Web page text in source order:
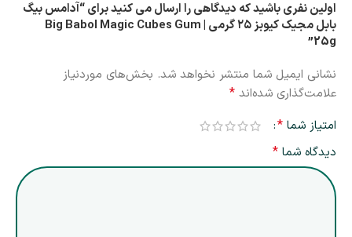
اولین نفری باشید که دیدگاهی را ارسال می کنید برای “آدامس بیگ
بابل مجیک کیوبز ۲۵ گرمی | Big Babol Magic Cubes Gum
25g”
نشانی ایمیل شما منتشر نخواهد شد. بخش‌های موردنیاز
علامت‌گذاری شده‌اند *
امتیاز شما *
دیدگاه شما *